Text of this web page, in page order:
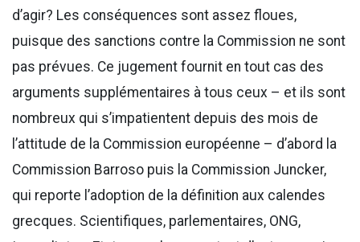
d’agir? Les conséquences sont assez floues,
puisque des sanctions contre la Commission ne sont
pas prévues. Ce jugement fournit en tout cas des
arguments supplémentaires à tous ceux – et ils sont
nombreux qui s’impatientent depuis des mois de
l’attitude de la Commission européenne – d’abord la
Commission Barroso puis la Commission Juncker,
qui reporte l’adoption de la définition aux calendes
grecques. Scientifiques, parlementaires, ONG,